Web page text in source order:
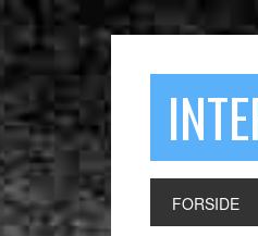
FORSIDE